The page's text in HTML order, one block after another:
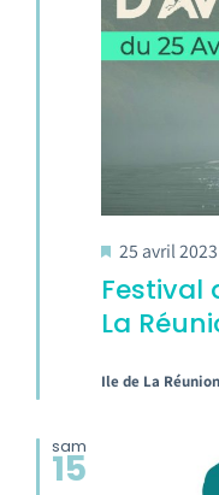
25 avril 2023
Festival
La
Ile de La Réunion
sam
15